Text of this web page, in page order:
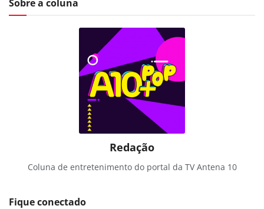
Sobre a coluna
Redação
Coluna de entretenimento do portal da TV Antena 10
Fique conectado